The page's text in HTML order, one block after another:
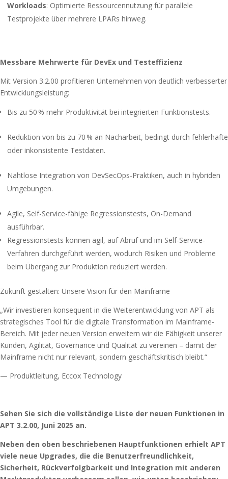
Workloads: Optimierte Ressourcennutzung für parallele
Testprojekte über mehrere LPARs hinweg.
Messbare Mehrwerte für DevEx und Testeffizienz
Mit Version 3.2.00 profitieren Unternehmen von deutlich verbesserter
Entwicklungsleistung:
Bis zu 50 % mehr Produktivität bei integrierten Funktionstests.
Reduktion von bis zu 70 % an Nacharbeit, bedingt durch fehlerhafte
oder inkonsistente Testdaten.
Nahtlose Integration von DevSecOps-Praktiken, auch in hybriden
Umgebungen.
Agile, Self-Service-fähige Regressionstests, On-Demand
ausführbar.
Regressionstests können agil, auf Abruf und im Self-Service-
Verfahren durchgeführt werden, wodurch Risiken und Probleme
beim Übergang zur Produktion reduziert werden.
Zukunft gestalten: Unsere Vision für den Mainframe
„Wir investieren konsequent in die Weiterentwicklung von APT als
strategisches Tool für die digitale Transformation im Mainframe-
Bereich. Mit jeder neuen Version erweitern wir die Fähigkeit unserer
Kunden, Agilität, Governance und Qualität zu vereinen – damit der
Mainframe nicht nur relevant, sondern geschäftskritisch bleibt.“
— Produktleitung, Eccox Technology
Sehen Sie sich die vollständige Liste der neuen Funktionen in
APT 3.2.00, Juni 2025 an.
Neben den oben beschriebenen Hauptfunktionen erhielt APT
viele neue Upgrades, die die Benutzerfreundlichkeit,
Sicherheit, Rückverfolgbarkeit und Integration mit anderen